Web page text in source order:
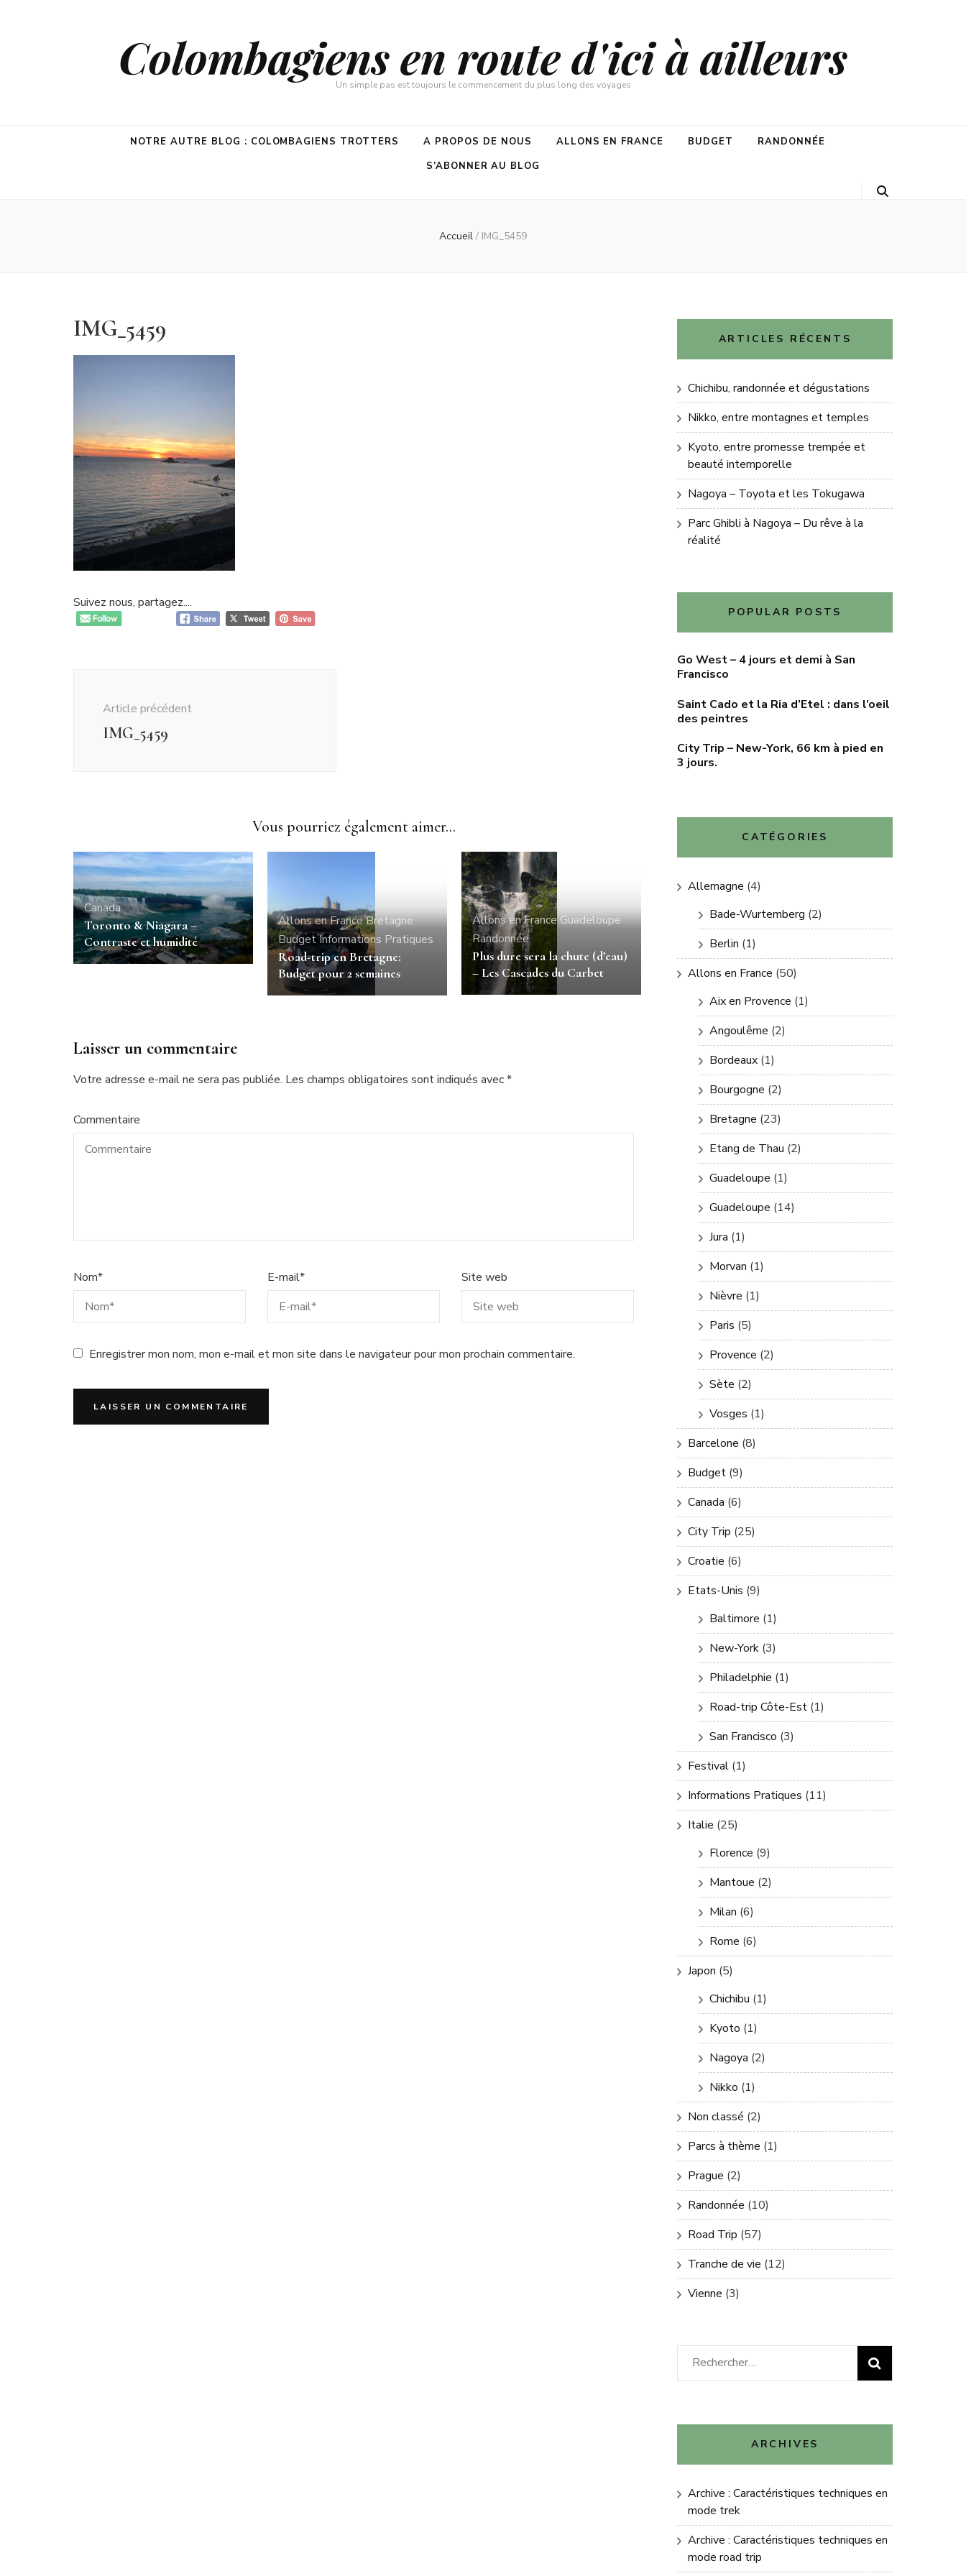
Colombagiens en route d'ici à ailleurs
Un simple pas est toujours le commencement du plus long des voyages
NOTRE AUTRE BLOG : COLOMBAGIENS TROTTERS A PROPOS DE NOUS ALLONS EN FRANCE BUDGET
RANDONNÉE
S’ABONNER AU BLOG
Accueil / IMG_5459
IMG_5459
Suivez nous, partagez....
Article précédent
IMG_5459
Vous pourriez également aimer...
Canada
Toronto & Niagara –
Contraste et humidité
Allons en FranceBretagne
BudgetInformations Pratiques
Road-trip en Bretagne:
Budget pour 2 semaines
Allons en FranceGuadeloupe
Randonnée
Plus dure sera la chute (d’eau)
– Les Cascades du Carbet
Laisser un commentaire
Votre adresse e-mail ne sera pas publiée. Les champs obligatoires sont indiqués avec*
Commentaire
Nom* E-mail* Site web
Enregistrer mon nom, mon e-mail et mon site dans le navigateur pour mon prochain commentaire.
ARTICLES RÉCENTS
Chichibu, randonnée et dégustations
Nikko, entre montagnes et temples
Kyoto, entre promesse trempée et
beauté intemporelle
Nagoya – Toyota et les Tokugawa
Parc Ghibli à Nagoya – Du rêve à la
réalité
POPULAR POSTS
Go West – 4 jours et demi à San
Francisco
Saint Cado et la Ria d’Etel : dans l’oeil
des peintres
City Trip – New-York, 66 km à pied en
3 jours.
CATÉGORIES
Allemagne (4)
Bade-Wurtemberg (2)
Berlin (1)
Allons en France (50)
Aix en Provence (1)
Angoulême (2)
Bordeaux (1)
Bourgogne (2)
Bretagne (23)
Etang de Thau (2)
Guadeloupe (1)
Guadeloupe (14)
Jura (1)
Morvan (1)
Nièvre (1)
Paris (5)
Provence (2)
Sète (2)
Vosges (1)
Barcelone (8)
Budget (9)
Canada (6)
City Trip (25)
Croatie (6)
Etats-Unis (9)
Baltimore (1)
New-York (3)
Philadelphie (1)
Road-trip Côte-Est (1)
San Francisco (3)
Festival (1)
Informations Pratiques (11)
Italie (25)
Florence (9)
Mantoue (2)
Milan (6)
Rome (6)
Japon (5)
Chichibu (1)
Kyoto (1)
Nagoya (2)
Nikko (1)
Non classé (2)
Parcs à thème (1)
Prague (2)
Randonnée (10)
Road Trip (57)
Tranche de vie (12)
Vienne (3)
Rechercher :
ARCHIVES
Archive : Caractéristiques techniques en
mode trek
Archive : Caractéristiques techniques en
mode road trip